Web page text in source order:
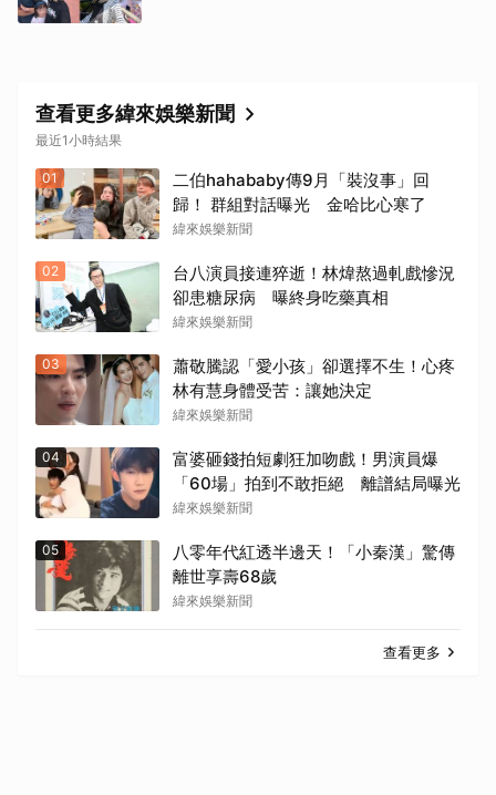
查看更多緯來娛樂新聞
最近1小時結果
01
二伯hahababy傳9月「裝沒事」回
歸！ 群組對話曝光 金哈比心寒了
緯來娛樂新聞
02
台八演員接連猝逝！林煒熬過軋戲慘況
卻患糖尿病 曝終身吃藥真相
緯來娛樂新聞
03
蕭敬騰認「愛小孩」卻選擇不生！心疼
林有慧身體受苦：讓她決定
緯來娛樂新聞
04
富婆砸錢拍短劇狂加吻戲！男演員爆
「60場」拍到不敢拒絕 離譜結局曝光
緯來娛樂新聞
05
八零年代紅透半邊天！「小秦漢」驚傳
離世享壽68歲
緯來娛樂新聞
查看更多